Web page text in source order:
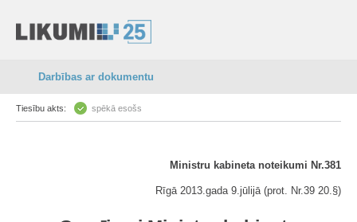
Darbības ar dokumentu
Tiesību akts: spēkā esošs
Ministru kabineta noteikumi Nr.381
Rīgā 2013.gada 9.jūlijā (prot. Nr.39 20.§)